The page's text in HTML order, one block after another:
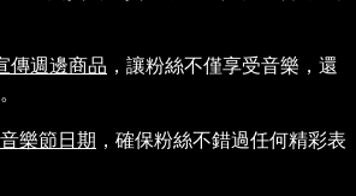
傳週邊商品 ，讓粉絲不僅享受音樂，還
樂節日期 ，確保粉絲不錯過任何精彩表